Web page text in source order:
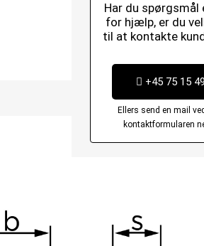
Har du spørgsmål
for hjælp, er du
til at kontakte
+45 75 15
Ellers send en mail
kontaktformularen